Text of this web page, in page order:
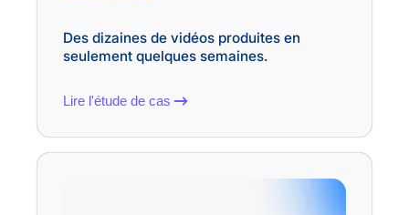
Des dizaines de vidéos produites en
seulement quelques semaines.
Lire l'étude de cas